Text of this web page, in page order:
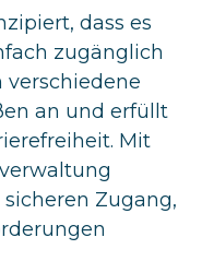
dass es
zugänglich
verschiedene
an und erfüllt
Mit
Zugang,